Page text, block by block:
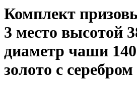
Комплект
3 место высотой
диаметр чаши
золото с серебром